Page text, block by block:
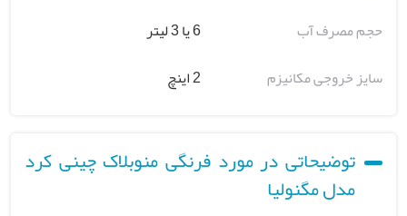
حجم مصرف آب
6 یا 3 لیتر
سایز خروجی مکانیزم
2 اینچ
توضیحاتی در مورد فرنگی منوبلاک چینی کرد
مدل مگنولیا